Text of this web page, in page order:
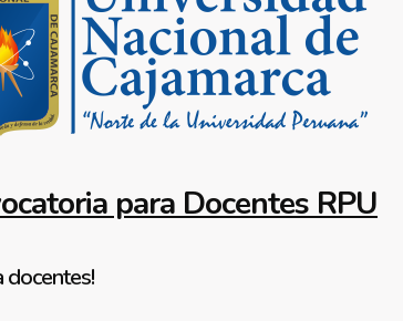
para Docentes RPU
docentes!